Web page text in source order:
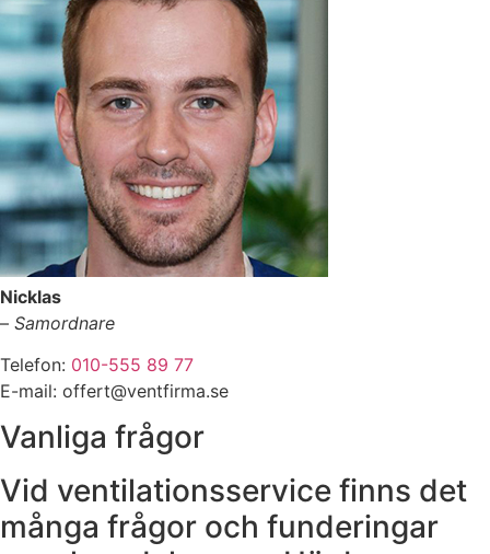
Nicklas
– Samordnare
Telefon: 010-555 89 77
E-mail: offert@ventfirma.se
Vanliga frågor
Vid ventilationsservice finns det
många frågor och funderingar